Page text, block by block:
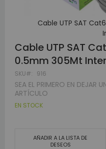
Cable UTP SAT
Skip
to
the
beginning
of
the
images
gallery
Cable UTP SAT
0.5mm 305Mt
SKU 916
SEA EL PRIMERO EN DEJAR
ARTÍCULO
EN STOCK
AÑADIR A LA LISTA DE
DESEOS